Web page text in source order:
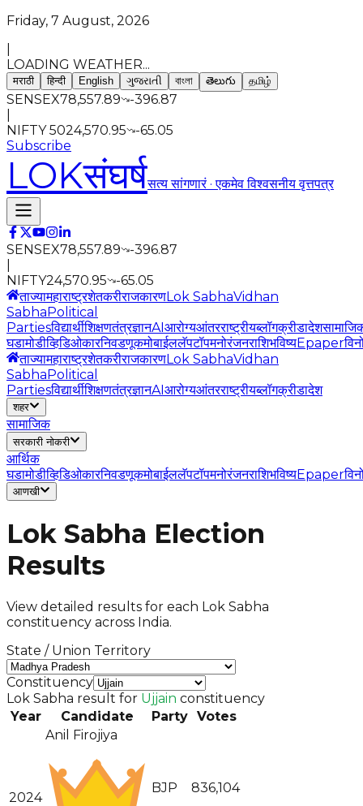
Friday, 7 August, 2026
LOADING WEATHER...
मराठी हिन्दी English ગુજરાતી বাংলা తెలుగు தமிழ்
SENSEX78,557.89
-396.87
NIFTY 5024,570.95
-65.05
Subscribe
LOKसंघर्षसत्य सांगणारं · एकमेव विश्वसनीय वृत्तपत्र
SENSEX78,557.89
-396.87
NIFTY24,570.95
-65.05
ताज्यामहाराष्ट्रशेतकरीराजकारणLok SabhaVidhan
SabhaPolitical
Partiesविद्यार्थीशिक्षणतंत्रज्ञानAIआरोग्यआंतरराष्ट्रीयब्लॉगक्रीडादेश
घडामोडीव्हिडिओकारनिवडणूकमोबाईललॅपटॉपमनोरंजनराशिभविष्यEpaper
ताज्यामहाराष्ट्रशेतकरीराजकारणLok SabhaVidhan
SabhaPolitical
Partiesविद्यार्थीशिक्षणतंत्रज्ञानAIआरोग्यआंतरराष्ट्रीयब्लॉगक्रीडादेश
शहर
सामाजिक
सरकारी नोकरी
आर्थिक
घडामोडीव्हिडिओकारनिवडणूकमोबाईललॅपटॉपमनोरंजनराशिभविष्यEpaper
आणखी
Lok Sabha Election
Results
View detailed results for each Lok Sabha
constituency across India.
State / Union Territory
Constituency
Lok Sabha result for Ujjain constituency
Year
Candidate Party Votes
2024
Anil Firojiya
BJP 836,104